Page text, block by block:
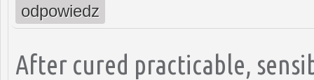
odpowiedz
After cured practicable,